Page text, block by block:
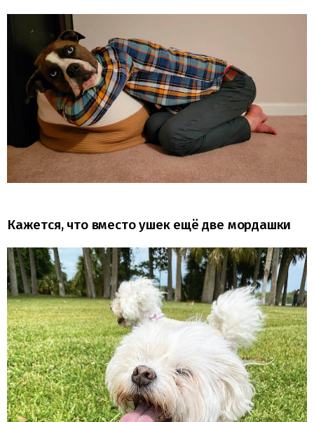
Кажется, что вместо ушек ещё две мордашки